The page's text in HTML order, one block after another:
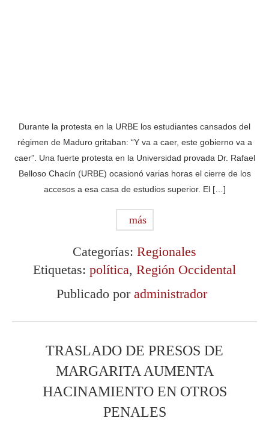
Durante la protesta en la URBE los estudiantes cansados del
régimen de Maduro gritaban: “Y va a caer, este gobierno va a
caer”. Una fuerte protesta en la Universidad provada Dr. Rafael
Belloso Chacín (URBE) ocasionó varias horas el cierre de los
accesos a esa casa de estudios superior. El […]
más
Categorías: Regionales
Etiquetas: política, Región Occidental
Publicado por administrador
TRASLADO DE PRESOS DE
MARGARITA AUMENTA
HACINAMIENTO EN OTROS
PENALES